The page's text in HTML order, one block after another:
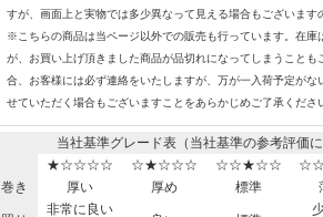
すが、画面上と実物では多少異なって見える場合もございます
※こちらの商品は当ページ以外での販売も行っています。在庫
が、お買い上げ頂きました商品が品切れになってしまうことも
合、お客様には必ず連絡をいたしますが、万が一入荷予定がな
せていただく場合もございますことをあらかじめご了承くださ
当社基準グレード表（当社基準の参考評価に
★☆☆☆☆
☆★☆☆☆ ☆☆★☆☆
巻き
厚い 厚め 標準
非常に良い